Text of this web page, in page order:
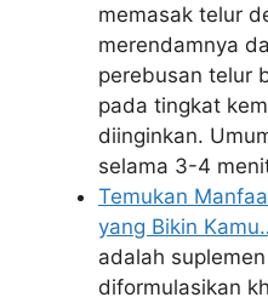
memasak telur
merendamnya
perebusan telur
pada tingkat
diinginkan.
selama 3-4
Temukan
yang Bikin
adalah
diformulasikan